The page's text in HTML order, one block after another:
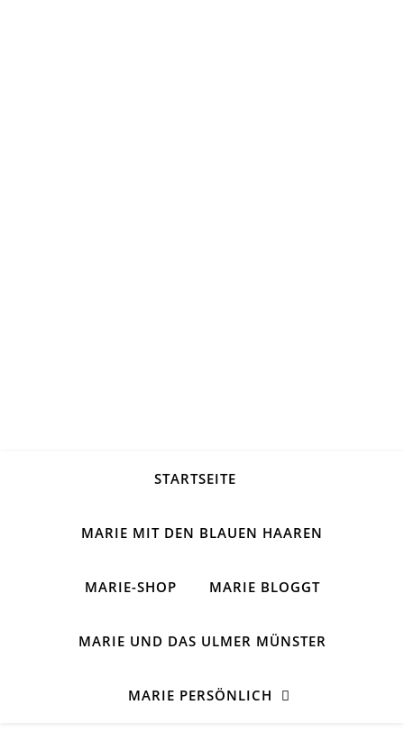
STARTSEITE
MARIE MIT DEN BLAUEN HAAREN
MARIE-SHOP MARIE BLOGGT
MARIE UND DAS ULMER MÜNSTER
MARIE PERSÖNLICH